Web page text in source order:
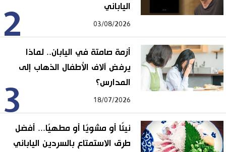
2
الياباني
03/08/2026
3
أزمة صامتة في اليابان.. لماذا
يرفض آلاف الأطفال الذهاب إلى
المدارس؟
18/07/2026
نيئًا أو مشويًا أو مطهيًا... أفضل
طرق الاستمتاع بالسردين الياباني